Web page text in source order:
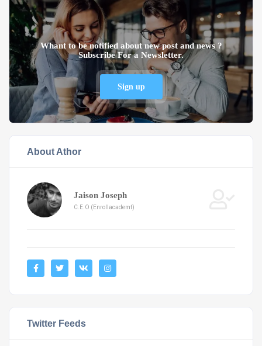
Whant to be notified about new post and news ?
Subscribe For a Newsletter.
Sign up
About Athor
Jaison Joseph
C.E.O (Enrollacademt)
Twitter Feeds